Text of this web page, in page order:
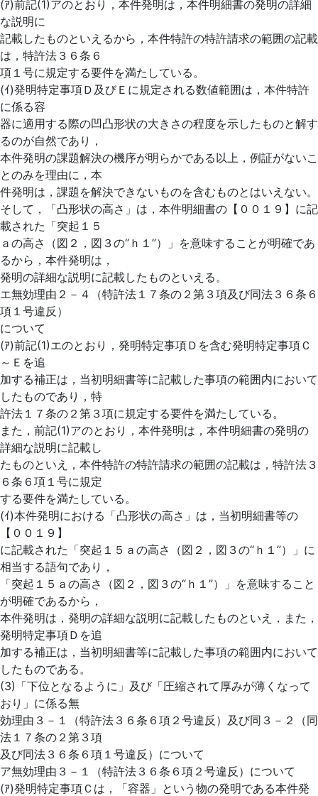
(ｱ)前記(1)アのとおり，本件発明は，本件明細書の発明の詳細
な説明に
記載したものといえるから，本件特許の特許請求の範囲の記載
は，特許法３６条６
項１号に規定する要件を満たしている。
(ｲ)発明特定事項Ｄ及びＥに規定される数値範囲は，本件特許
に係る容
器に適用する際の凹凸形状の大きさの程度を示したものと解す
るのが自然であり，
本件発明の課題解決の機序が明らかである以上，例証がないこ
とのみを理由に，本
件発明は，課題を解決できないものを含むものとはいえない。
そして，「凸形状の高さ」は，本件明細書の【００１９】に記
載された「突起１５
ａの高さ（図２，図３の“ｈ１”）」を意味することが明確であ
るから，本件発明は，
発明の詳細な説明に記載したものといえる。
エ無効理由２－４（特許法１７条の２第３項及び同法３６条６
項１号違反）
について
(ｱ)前記(1)エのとおり，発明特定事項Ｄを含む発明特定事項Ｃ
～Ｅを追
加する補正は，当初明細書等に記載した事項の範囲内において
したものであり，特
許法１７条の２第３項に規定する要件を満たしている。
また，前記(1)アのとおり，本件発明は，本件明細書の発明の
詳細な説明に記載し
たものといえ，本件特許の特許請求の範囲の記載は，特許法３
６条６項１号に規定
する要件を満たしている。
(ｲ)本件発明における「凸形状の高さ」は，当初明細書等の
【００１９】
に記載された「突起１５ａの高さ（図２，図３の“ｈ１”）」に
相当する語句であり，
「突起１５ａの高さ（図２，図３の“ｈ１”）」を意味すること
が明確であるから，
本件発明は，発明の詳細な説明に記載したものといえ，また，
発明特定事項Ｄを追
加する補正は，当初明細書等に記載した事項の範囲内において
したものである。
(3)「下位となるように」及び「圧縮されて厚みが薄くなって
おり」に係る無
効理由３－１（特許法３６条６項２号違反）及び同３－２（同
法１７条の２第３項
及び同法３６条６項１号違反）について
ア無効理由３－１（特許法３６条６項２号違反）について
(ｱ)発明特定事項Ｃは，「容器」という物の発明である本件発